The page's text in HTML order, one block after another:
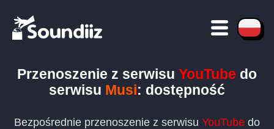
Przenoszenie z serwisu YouTube do
serwisu Musi: dostępność
Bezpośrednie przenoszenie z serwisu YouTube do